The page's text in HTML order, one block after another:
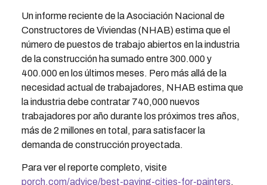
Un informe reciente de la Asociación Nacional de
Constructores de Viviendas (NHAB) estima que el
número de puestos de trabajo abiertos en la industria
de la construcción ha sumado entre 300.000 y
400.000 en los últimos meses. Pero más allá de la
necesidad actual de trabajadores, NHAB estima que
la industria debe contratar 740,000 nuevos
trabajadores por año durante los próximos tres años,
más de 2 millones en total, para satisfacer la
demanda de construcción proyectada.
Para ver el reporte completo, visite
porch.com/advice/best-paying-cities-for-painters.